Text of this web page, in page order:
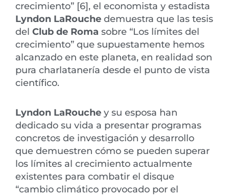
crecimiento” [6], el economista y estadista
Lyndon LaRouche demuestra que las tesis
del Club de Roma sobre “Los límites del
crecimiento” que supuestamente hemos
alcanzado en este planeta, en realidad son
pura charlatanería desde el punto de vista
científico.
Lyndon LaRouche y su esposa han
dedicado su vida a presentar programas
concretos de investigación y desarrollo
que demuestren cómo se pueden superar
los límites al crecimiento actualmente
existentes para combatir el disque
“cambio climático provocado por el